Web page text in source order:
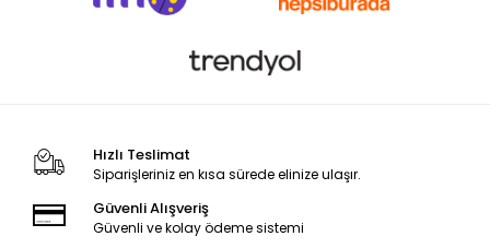
Hızlı Teslimat
Siparişleriniz en kısa sürede elinize ulaşır.
Güvenli Alışveriş
Güvenli ve kolay ödeme sistemi